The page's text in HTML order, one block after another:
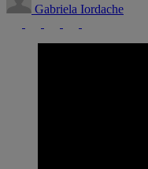
Gabriela Iordache